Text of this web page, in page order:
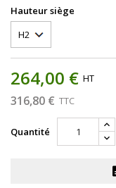
Hauteur siège
264,00 € HT
316,80 € TTC
Quantité